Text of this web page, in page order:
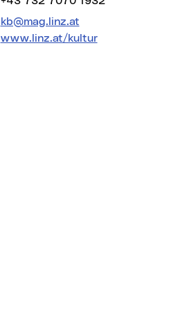
E-Mail Adresse:
kb@mag.linz.at
www.linz.at/kultur